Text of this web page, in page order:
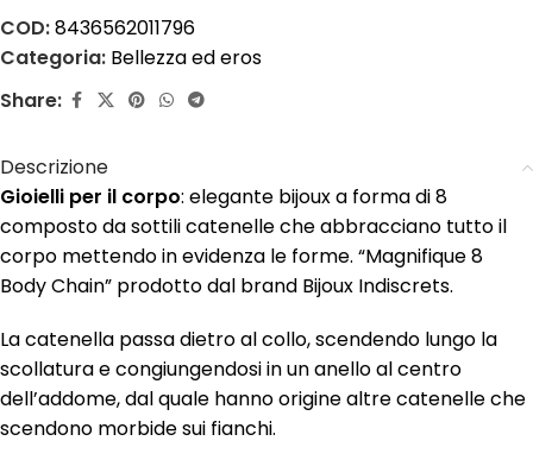
COD:8436562011796
Categoria: Bellezza ed eros
Share:
Descrizione
Gioielli per il corpo: elegante bijoux a forma di 8
composto da sottili catenelle che abbracciano tutto il
corpo mettendo in evidenza le forme. “Magnifique 8
Body Chain” prodotto dal brand Bijoux Indiscrets.
La catenella passa dietro al collo, scendendo lungo la
scollatura e congiungendosi in un anello al centro
dell’addome, dal quale hanno origine altre catenelle che
scendono morbide sui fianchi.